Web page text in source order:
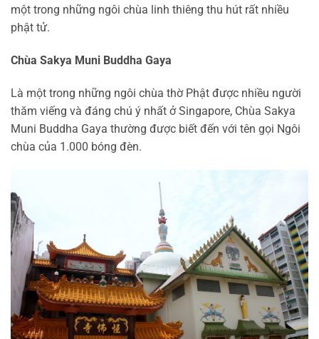
một trong những ngôi chùa linh thiêng thu hút rất nhiều
phật tử.
Chùa Sakya Muni Buddha Gaya
Là một trong những ngôi chùa thờ Phật được nhiều người
thăm viếng và đáng chú ý nhất ở Singapore, Chùa Sakya
Muni Buddha Gaya thường được biết đến với tên gọi Ngôi
chùa của 1.000 bóng đèn.